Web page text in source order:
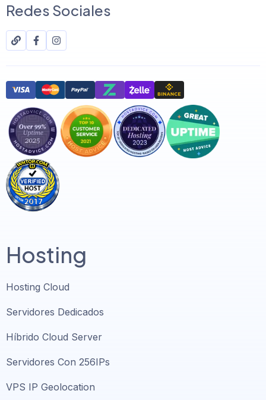
Redes Sociales
Hosting
Hosting Cloud
Servidores Dedicados
Híbrido Cloud Server
Servidores Con 256IPs
VPS IP Geolocation